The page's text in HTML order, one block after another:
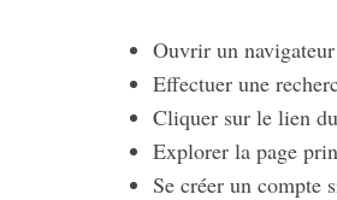
Ouvrir un
Effectuer une
Cliquer sur le lien
Explorer la page
Se créer un compte